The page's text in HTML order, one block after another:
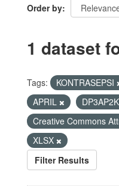
Order by
1 dataset
Tags: KONTRASEPSI
APRIL
Creative Commons
XLSX
Filter Results